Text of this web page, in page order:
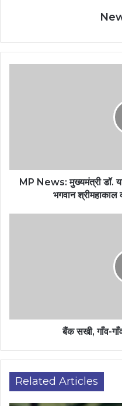
MP News: मुख्यमंत्री डॉ.
भगवान श्रीमहाकाल
बैंक सखी, गाँव-
Related Articles